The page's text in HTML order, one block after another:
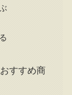
すすめ商